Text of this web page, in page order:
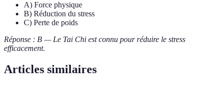
A) Force physique
B) Réduction du stress
C) Perte de poids
Réponse : B — Le Tai Chi est connu pour réduire le stress
efficacement.
Articles similaires